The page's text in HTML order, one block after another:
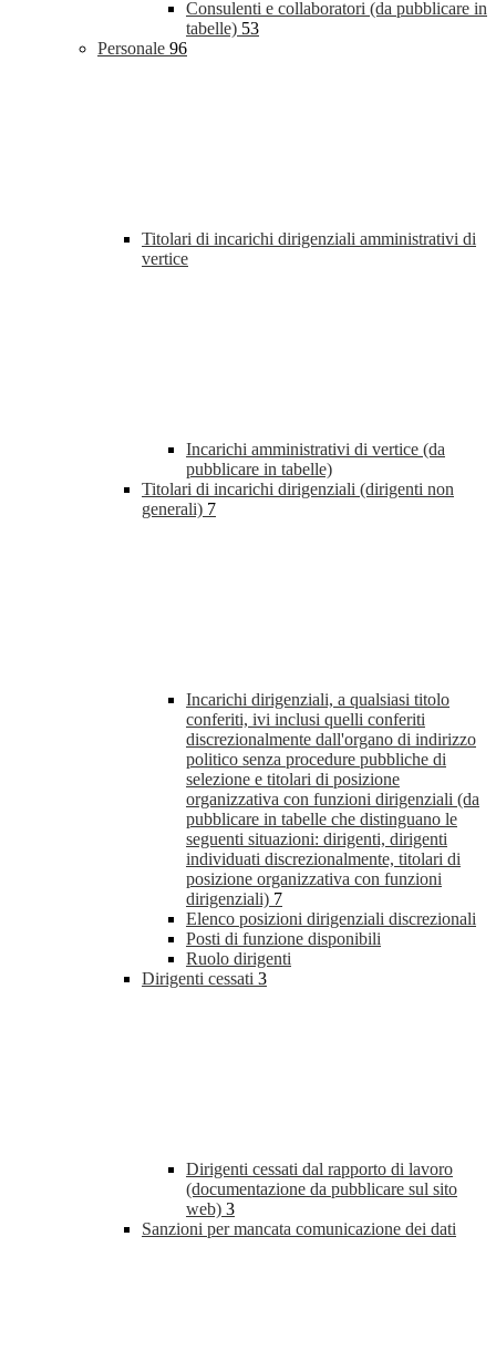
Consulenti e collaboratori (da pubblicare in
tabelle) 53
Personale 96
Titolari di incarichi dirigenziali amministrativi di
vertice
Incarichi amministrativi di vertice (da
pubblicare in tabelle)
Titolari di incarichi dirigenziali (dirigenti non
generali) 7
Incarichi dirigenziali, a qualsiasi titolo
conferiti, ivi inclusi quelli conferiti
discrezionalmente dall'organo di indirizzo
politico senza procedure pubbliche di
selezione e titolari di posizione
organizzativa con funzioni dirigenziali (da
pubblicare in tabelle che distinguano le
seguenti situazioni: dirigenti, dirigenti
individuati discrezionalmente, titolari di
posizione organizzativa con funzioni
dirigenziali) 7
Elenco posizioni dirigenziali discrezionali
Posti di funzione disponibili
Ruolo dirigenti
Dirigenti cessati 3
Dirigenti cessati dal rapporto di lavoro
(documentazione da pubblicare sul sito
web) 3
Sanzioni per mancata comunicazione dei dati